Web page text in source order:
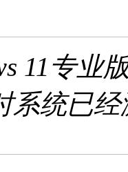
11专业
系统已